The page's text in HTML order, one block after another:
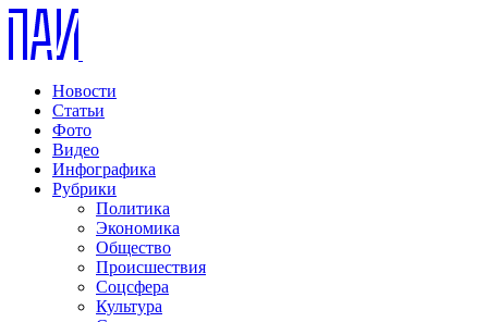
Новости
Статьи
Фото
Видео
Инфографика
Рубрики
Политика
Экономика
Общество
Происшествия
Соцсфера
Культура